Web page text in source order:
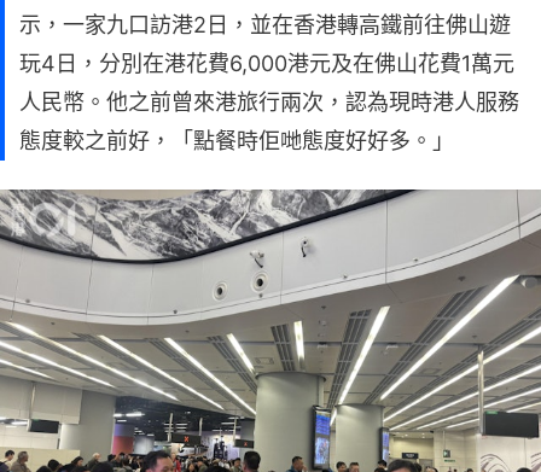
示，一家九口訪港2日，並在香港轉高鐵前往佛山遊
玩4日，分別在港花費6,000港元及在佛山花費1萬元
人民幣。他之前曾來港旅行兩次，認為現時港人服務
態度較之前好，「點餐時佢哋態度好好多。」